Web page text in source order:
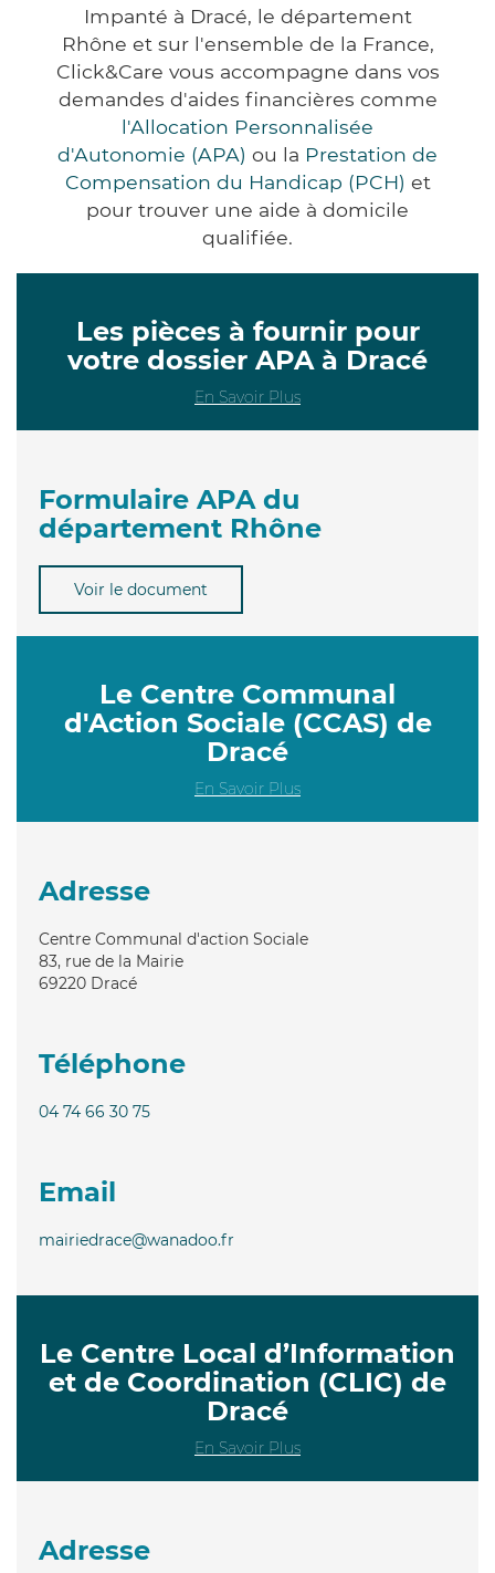
Impanté à Dracé, le département
Rhône et sur l'ensemble de la France,
Click&Care vous accompagne dans vos
demandes d'aides financières comme
l'Allocation Personnalisée
d'Autonomie (APA) ou la Prestation de
Compensation du Handicap (PCH) et
pour trouver une aide à domicile
qualifiée.
Les pièces à fournir pour
votre dossier APA à Dracé
En Savoir Plus
Formulaire APA du
département Rhône
Voir le document
Le Centre Communal
d'Action Sociale (CCAS) de
Dracé
En Savoir Plus
Adresse
Centre Communal d'action Sociale
83, rue de la Mairie
69220 Dracé
Téléphone
04 74 66 30 75
Email
mairiedrace@wanadoo.fr
Le Centre Local d’Information
et de Coordination (CLIC) de
Dracé
En Savoir Plus
Adresse